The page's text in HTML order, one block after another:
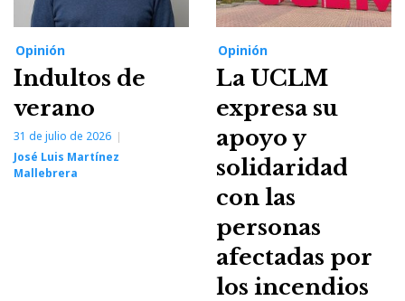
Opinión
Indultos de
verano
31 de julio de 2026
José Luis Martínez
Mallebrera
Opinión
La UCLM
expresa su
apoyo y
solidaridad
con las
personas
afectadas por
los incendios